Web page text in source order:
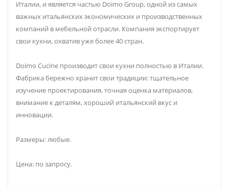
Италии, и является частью Doimo Group, одной из самых
важных итальянских экономических и производственных
компаний в мебельной отрасли. Компания экспортирует
свои кухни, охватив уже более 40 стран.
Doimo Cucine производит свои кухни полностью в Италии.
Фабрика бережно хранит свои традиции: тщательное
изучение проектирования, точная оценка материалов,
внимание к деталям, хороший итальянский вкус и
инновации.
Размеры: любые.
Цена: по запросу.